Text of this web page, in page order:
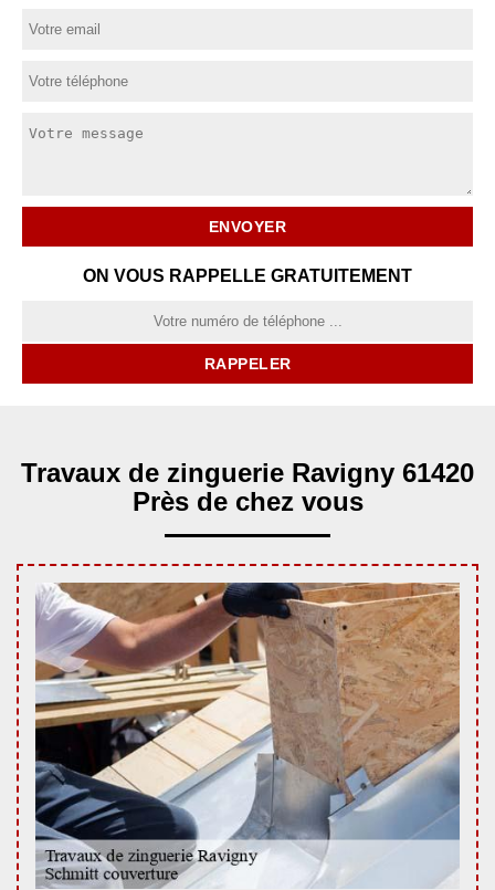
ON VOUS RAPPELLE GRATUITEMENT
Travaux de zinguerie Ravigny 61420
Près de chez vous